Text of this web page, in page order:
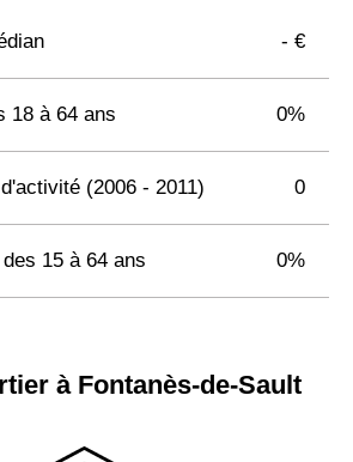
- €
18 à 64 ans 0%
(2006 - 2011) 0
15 à 64 ans 0%
à Fontanès-de-Sault